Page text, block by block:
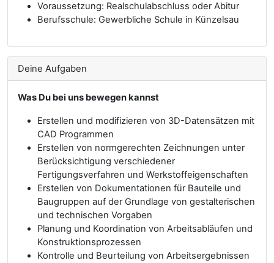
Voraussetzung: Realschulabschluss oder Abitur
Berufsschule: Gewerbliche Schule in Künzelsau
Deine Aufgaben
Was Du bei uns bewegen kannst
Erstellen und modifizieren von 3D-Datensätzen mit
CAD Programmen
Erstellen von normgerechten Zeichnungen unter
Berücksichtigung verschiedener
Fertigungsverfahren und Werkstoffeigenschaften
Erstellen von Dokumentationen für Bauteile und
Baugruppen auf der Grundlage von gestalterischen
und technischen Vorgaben
Planung und Koordination von Arbeitsabläufen und
Konstruktionsprozessen
Kontrolle und Beurteilung von Arbeitsergebnissen